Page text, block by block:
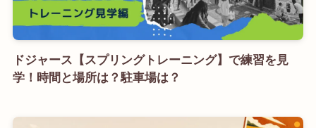
ドジャース【スプリングトレーニング】で練習を見
学！時間と場所は？駐車場は？